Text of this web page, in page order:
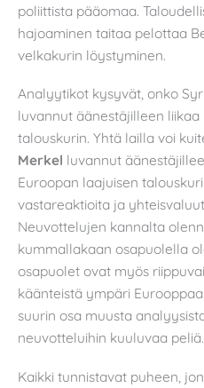
poliittista pääomaa.
hajoaminen taitaa pelottaa
velkakurin löystyminen.
Analyytikot kysyvät, onko
luvannut äänestäjilleen
talouskurin. Yhtä lailla voi
Merkel luvannut
Euroopan laajuisen
vastareaktioita ja
Neuvottelujen kannalta
kummallakaan osapuolella
osapuolet ovat myös
käänteistä ympäri
suurin osa muusta
neuvotteluihin kuuluvaa peliä.
Kaikki tunnistavat puheen,